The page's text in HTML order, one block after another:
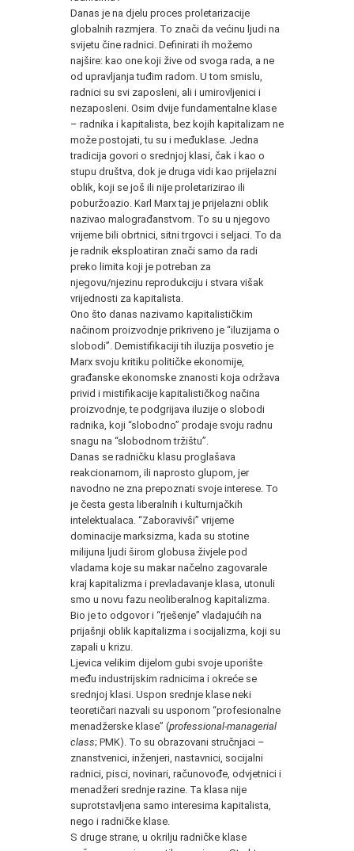
Danas je na djelu proces proletarizacije
globalnih razmjera. To znači da većinu ljudi na
svijetu čine radnici. Definirati ih možemo
najšire: kao one koji žive od svoga rada, a ne
od upravljanja tuđim radom. U tom smislu,
radnici su svi zaposleni, ali i umirovljenici i
nezaposleni. Osim dvije fundamentalne klase
– radnika i kapitalista, bez kojih kapitalizam ne
može postojati, tu su i međuklase. Jedna
tradicija govori o srednjoj klasi, čak i kao o
stupu društva, dok je druga vidi kao prijelazni
oblik, koji se još ili nije proletarizirao ili
poburžoazio. Karl Marx taj je prijelazni oblik
nazivao malograđanstvom. To su u njegovo
vrijeme bili obrtnici, sitni trgovci i seljaci. To da
je radnik eksploatiran znači samo da radi
preko limita koji je potreban za
njegovu/njezinu reprodukciju i stvara višak
vrijednosti za kapitalista.
Ono što danas nazivamo kapitalističkim
načinom proizvodnje prikriveno je “iluzijama o
slobodi”. Demistifikaciji tih iluzija posvetio je
Marx svoju kritiku političke ekonomije,
građanske ekonomske znanosti koja održava
privid i mistifikacije kapitalističkog načina
proizvodnje, te podgrijava iluzije o slobodi
radnika, koji “slobodno” prodaje svoju radnu
snagu na “slobodnom tržištu”.
Danas se radničku klasu proglašava
reakcionarnom, ili naprosto glupom, jer
navodno ne zna prepoznati svoje interese. To
je česta gesta liberalnih i kulturnjačkih
intelektualaca. “Zaboravivši” vrijeme
dominacije marksizma, kada su stotine
milijuna ljudi širom globusa živjele pod
vladama koje su makar načelno zagovarale
kraj kapitalizma i prevladavanje klasa, utonuli
smo u novu fazu neoliberalnog kapitalizma.
Bio je to odgovor i “rješenje” vladajućih na
prijašnji oblik kapitalizma i socijalizma, koji su
zapali u krizu.
Ljevica velikim dijelom gubi svoje uporište
među industrijskim radnicima i okreće se
srednjoj klasi. Uspon srednje klase neki
teoretičari nazvali su usponom “profesionalne
menadžerske klase” (professional-managerial
class; PMK). To su obrazovani stručnjaci –
znanstvenici, inženjeri, nastavnici, socijalni
radnici, pisci, novinari, računovođe, odvjetnici i
menadžeri srednje razine. Ta klasa nije
suprotstavljena samo interesima kapitalista,
nego i radničke klase.
S druge strane, u okrilju radničke klase